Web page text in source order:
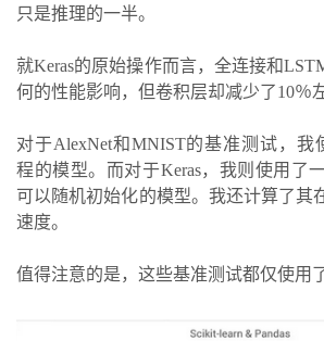
只是推理的一半。
就Keras的原始操作而言，全连接和
何的性能影响，但卷积层却减少了10％
对于AlexNet和MNIST的基准测试，我
程的模型。而对于Keras，我则使用了
可以随机初始化的模型。我还计算了其
速度。
值得注意的是，这些基准测试都仅使用